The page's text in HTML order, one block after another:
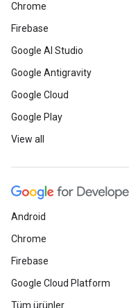
Chrome
Firebase
Google AI Studio
Google Antigravity
Google Cloud
Google Play
View all
Android
Chrome
Firebase
Google Cloud Platform
Tüm ürünler